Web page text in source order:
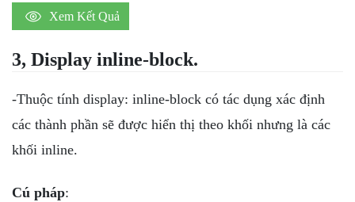
Xem Kết Quả
3, Display inline-block.
-Thuộc tính display: inline-block có tác dụng xác định
các thành phần sẽ được hiển thị theo khối nhưng là các
khối inline.
Cú pháp: